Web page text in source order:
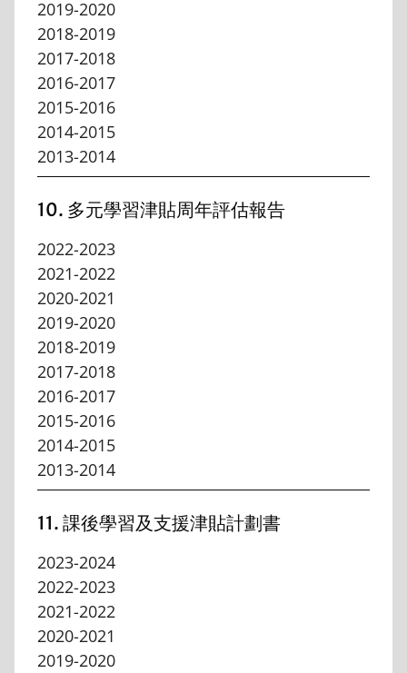
2019-2020
2018-2019
2017-2018
2016-2017
2015-2016
2014-2015
2013-2014
10. 多元學習津貼周年評估報告
2022-2023
2021-2022
2020-2021
2019-2020
2018-2019
2017-2018
2016-2017
2015-2016
2014-2015
2013-2014
11. 課後學習及支援津貼計劃書
2023-2024
2022-2023
2021-2022
2020-2021
2019-2020